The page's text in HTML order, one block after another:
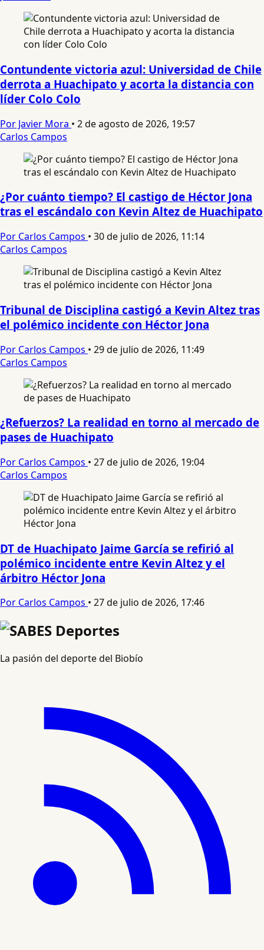
Contundente victoria azul: Universidad de Chile
derrota a Huachipato y acorta la distancia con
líder Colo Colo
Por Javier Mora • 2 de agosto de 2026, 19:57
Carlos Campos
¿Por cuánto tiempo? El castigo de Héctor Jona
tras el escándalo con Kevin Altez de Huachipato
Por Carlos Campos • 30 de julio de 2026, 11:14
Carlos Campos
Tribunal de Disciplina castigó a Kevin Altez tras
el polémico incidente con Héctor Jona
Por Carlos Campos • 29 de julio de 2026, 11:49
Carlos Campos
¿Refuerzos? La realidad en torno al mercado de
pases de Huachipato
Por Carlos Campos • 27 de julio de 2026, 19:04
Carlos Campos
DT de Huachipato Jaime García se refirió al
polémico incidente entre Kevin Altez y el
árbitro Héctor Jona
Por Carlos Campos • 27 de julio de 2026, 17:46
La pasión del deporte del Biobío